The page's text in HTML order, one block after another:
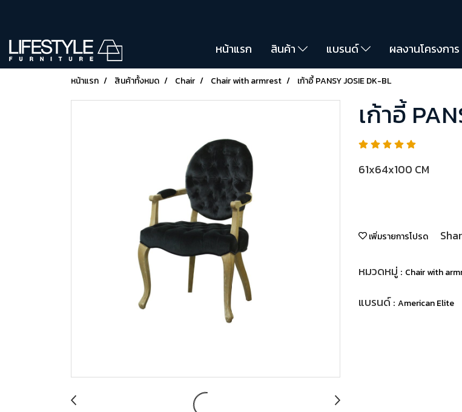
หน้าแรก สินค้า แบรนด์ ผลงานโครงการ
หน้าแรก สินค้าทั้งหมด Chair Chair with armrest เก้าอี้ PANSY JOSIE DK-BL
เก้าอี้
61x64x100 CM
เพิ่มรายการโปรด
หมวดหมู่ : Chair with
แบรนด์ : American Elite